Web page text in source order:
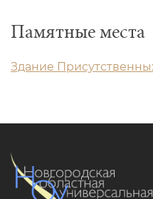
Памятные места
Здание